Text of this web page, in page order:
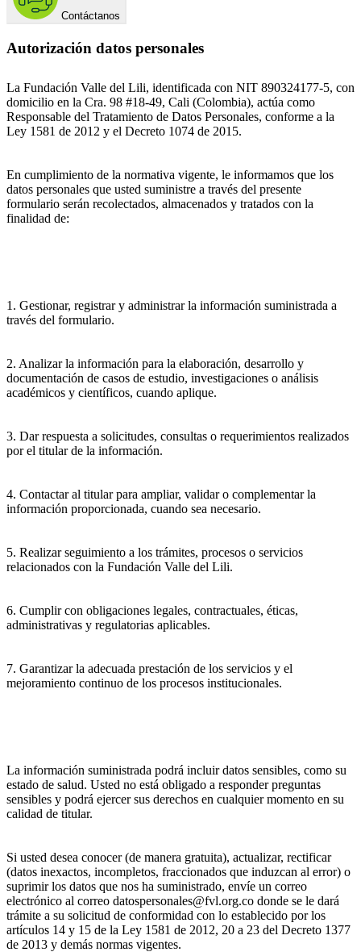
Contáctanos
Autorización datos personales
La Fundación Valle del Lili, identificada con NIT 890324177-5, con
domicilio en la Cra. 98 #18-49, Cali (Colombia), actúa como
Responsable del Tratamiento de Datos Personales, conforme a la
Ley 1581 de 2012 y el Decreto 1074 de 2015.
En cumplimiento de la normativa vigente, le informamos que los
datos personales que usted suministre a través del presente
formulario serán recolectados, almacenados y tratados con la
finalidad de:
1. Gestionar, registrar y administrar la información suministrada a
través del formulario.
2. Analizar la información para la elaboración, desarrollo y
documentación de casos de estudio, investigaciones o análisis
académicos y científicos, cuando aplique.
3. Dar respuesta a solicitudes, consultas o requerimientos realizados
por el titular de la información.
4. Contactar al titular para ampliar, validar o complementar la
información proporcionada, cuando sea necesario.
5. Realizar seguimiento a los trámites, procesos o servicios
relacionados con la Fundación Valle del Lili.
6. Cumplir con obligaciones legales, contractuales, éticas,
administrativas y regulatorias aplicables.
7. Garantizar la adecuada prestación de los servicios y el
mejoramiento continuo de los procesos institucionales.
La información suministrada podrá incluir datos sensibles, como su
estado de salud. Usted no está obligado a responder preguntas
sensibles y podrá ejercer sus derechos en cualquier momento en su
calidad de titular.
Si usted desea conocer (de manera gratuita), actualizar, rectificar
(datos inexactos, incompletos, fraccionados que induzcan al error) o
suprimir los datos que nos ha suministrado, envíe un correo
electrónico al correo datospersonales@fvl.org.co donde se le dará
trámite a su solicitud de conformidad con lo establecido por los
artículos 14 y 15 de la Ley 1581 de 2012, 20 a 23 del Decreto 1377
de 2013 y demás normas vigentes.